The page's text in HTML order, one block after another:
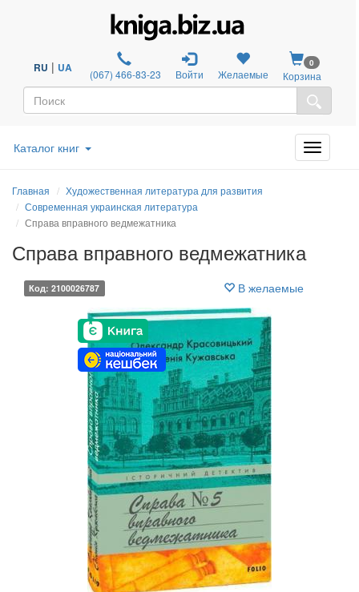
RU | UA (067) 466-83-23 Войти Желаемые
0
Корзина
Каталог книг
Главная
Художественная литература для развития
Современная украинская литература
Справа вправного ведмежатника
Справа вправного ведмежатника
Код: 2100026787 В желаемые